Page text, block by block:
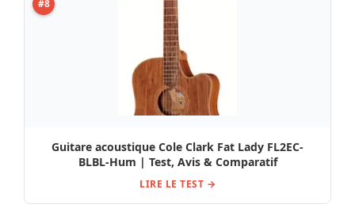
#8
Guitare acoustique Cole Clark Fat Lady FL2EC-
BLBL-Hum | Test, Avis & Comparatif
LIRE LE TEST →